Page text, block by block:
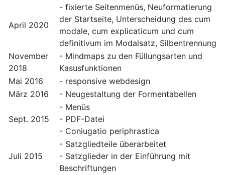
April 2020
- fixierte Seitenmenüs, Neuformatierung
der Startseite, Unterscheidung des cum
modale, cum explicaticum und cum
definitivum im Modalsatz, Silbentrennung
November
2018
- Mindmaps zu den Füllungsarten und
Kasusfunktionen
Mai 2016
- responsive webdesign
März 2016
- Neugestaltung der Formentabellen
Sept. 2015
- Menüs
- PDF-Datei
- Coniugatio periphrastica
Juli 2015
- Satzgliedteile überarbeitet
- Satzglieder in der Einführung mit
Beschriftungen